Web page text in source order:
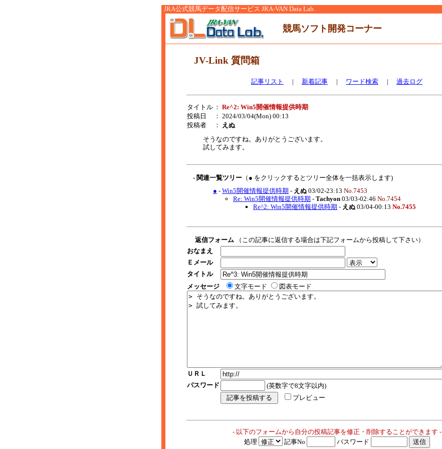
JRA公式競馬データ配信サービス JRA-VAN Data Lab.
競馬ソフト開発コーナー
JV-Link 質問箱
記事リスト | 新着記事 | ワード検索 | 過去ログ
タイトル ： Re^2: Win5開催情報提供時期
投稿日
： 2024/03/04(Mon) 00:13
投稿者
：
えぬ
そうなのですね。ありがとうございます。
試してみます。
- 関連一覧ツリー （● をクリックするとツリー全体を一括表示します)
● - Win5開催情報提供時期 - えぬ 03/02-23:13 No.7453
Re: Win5開催情報提供時期 - Tachyon 03/03-02:46 No.7454
Re^2: Win5開催情報提供時期 - えぬ 03/04-00:13 No.7455
返信フォーム （この記事に返信する場合は下記フォームから投稿して下さい）
おなまえ
Ｅメール
タイトル
メッセージ
文字モード 図表モード
ＵＲＬ
パスワード
(英数字で8文字以内)
プレビュー
- 以下のフォームから自分の投稿記事を修正・削除することができます -
処理
記事No パスワード